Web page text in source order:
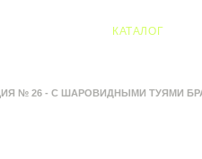
КАТАЛОГ
№ 26 - С ШАРОВИДНЫМИ ТУЯМИ